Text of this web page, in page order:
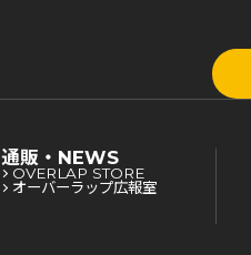
通販・NEWS
OVERLAP STORE
オーバーラップ広報室